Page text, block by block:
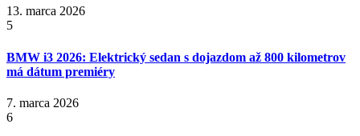
13. marca 2026
5
BMW i3 2026: Elektrický sedan s dojazdom až 800 kilometrov
má dátum premiéry
7. marca 2026
6